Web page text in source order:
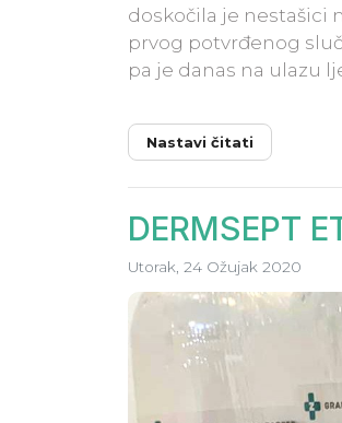
doskočila je nestašici
prvog potvrđenog
pa je danas na ulazu
Nastavi čitati
DERMSEPT
Utorak, 24 Ožujak 2020